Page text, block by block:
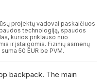
projektų vadovai paskaičiuos
technologiją, spaudos
kurios priklauso nuo
ir įstaigomis. Fizinių asmenų
50 EUR be PVM.
backpack. The main